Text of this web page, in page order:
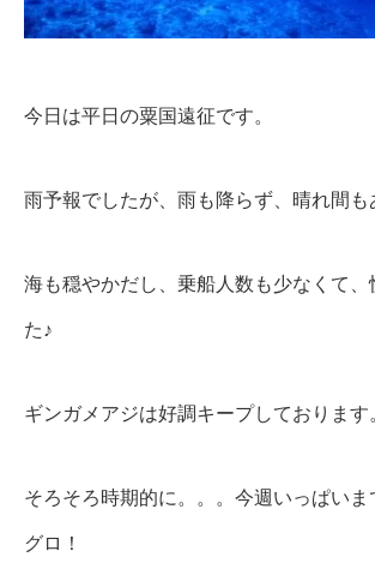
今日は平日の粟国遠征です。
雨予報でしたが、雨も降らず、晴れ間も
海も穏やかだし、乗船人数も少なくて、
た♪
ギンガメアジは好調キープしております
そろそろ時期的に。。。今週いっぱいま
グロ！